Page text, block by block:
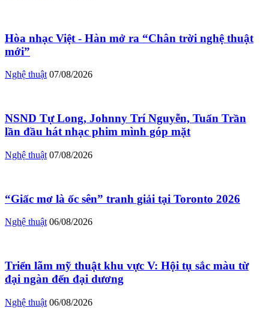
Hòa nhạc Việt - Hàn mở ra “Chân trời nghệ thuật
mới”
Nghệ thuật 07/08/2026
NSND Tự Long, Johnny Trí Nguyễn, Tuấn Trần
lần đầu hát nhạc phim mình góp mặt
Nghệ thuật 07/08/2026
“Giấc mơ là ốc sên” tranh giải tại Toronto 2026
Nghệ thuật 06/08/2026
Triển lãm mỹ thuật khu vực V: Hội tụ sắc màu từ
đại ngàn đến đại dương
Nghệ thuật 06/08/2026